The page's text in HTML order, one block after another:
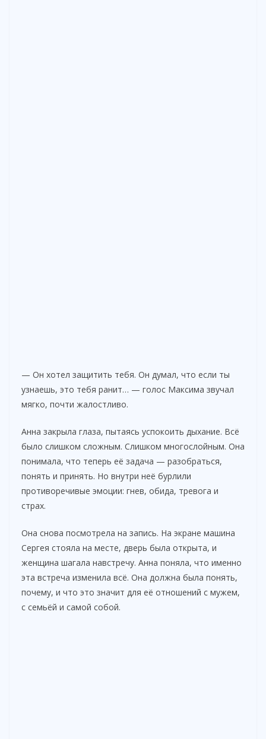
— Он хотел защитить тебя. Он думал, что если ты
узнаешь, это тебя ранит… — голос Максима звучал
мягко, почти жалостливо.
Анна закрыла глаза, пытаясь успокоить дыхание. Всё
было слишком сложным. Слишком многослойным. Она
понимала, что теперь её задача — разобраться,
понять и принять. Но внутри неё бурлили
противоречивые эмоции: гнев, обида, тревога и
страх.
Она снова посмотрела на запись. На экране машина
Сергея стояла на месте, дверь была открыта, и
женщина шагала навстречу. Анна поняла, что именно
эта встреча изменила всё. Она должна была понять,
почему, и что это значит для её отношений с мужем,
с семьёй и самой собой.